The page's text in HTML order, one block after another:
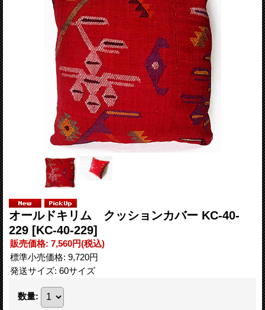
オールドキリム クッションカバー KC-40-
229 [KC-40-229]
販売価格: 7,560円(税込)
標準小売価格: 9,720円
発送サイズ: 60サイズ
数量: